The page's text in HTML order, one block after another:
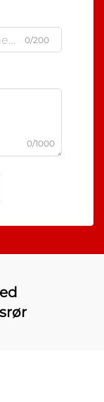
0/200
0/1000